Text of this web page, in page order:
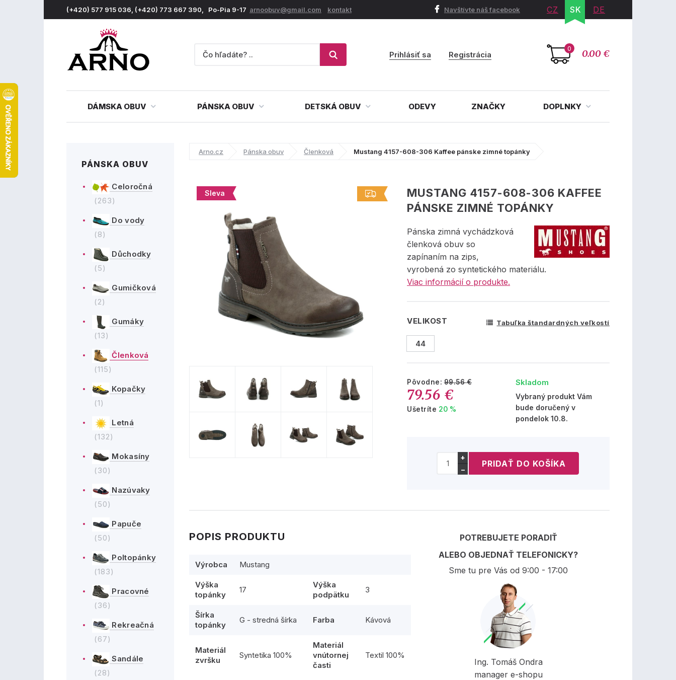
(+420) 577 915 036, (+420) 773 667 390, Po-Pia 9-17 arnoobuv@gmail.com kontakt Navštívte náš facebook CZ SK DE
0 0.00 €
Prihlásiť sa Registrácia
DÁMSKA OBUV PÁNSKA OBUV DETSKÁ OBUV ODEVY ZNAČKY DOPLNKY
PÁNSKA OBUV
Celoročná
(263)
Do vody
(8)
Důchodky
(5)
Gumičková
(2)
Gumáky
(13)
Členková
(115)
Kopačky
(1)
Letná
(132)
Mokasíny
(30)
Nazúvaky
(50)
Papuče
(50)
Poltopánky
(183)
Pracovné
(36)
Rekreačná
(67)
Sandále
(28)
Arno.cz Pánska obuv Členková Mustang 4157-608-306 Kaffee pánske zimné topánky
Sleva
MUSTANG 4157-608-306 KAFFEE
PÁNSKE ZIMNÉ TOPÁNKY
Pánska zimná vychádzková
členková obuv so
zapínaním na zips,
vyrobená zo syntetického materiálu.
Viac informácií o produkte.
VELIKOST Tabuľka štandardných veľkostí
44
Pôvodne:99.56 €
79.56 €
Ušetríte 20 %
Skladom
Vybraný produkt Vám
bude doručený v
pondelok 10.8.
+
−
POPIS PRODUKTU
Výrobca Mustang
Výška
topánky
17
Výška
podpätku
3
Šírka
topánky
G - stredná šírka Farba Kávová
Materiál
zvršku
Syntetika 100%
Materiál
vnútornej
časti
Textil 100%
POTREBUJETE PORADIŤ
ALEBO OBJEDNAŤ TELEFONICKY?
Sme tu pre Vás od 9:00 - 17:00
Ing. Tomáš Ondra
manager e-shopu